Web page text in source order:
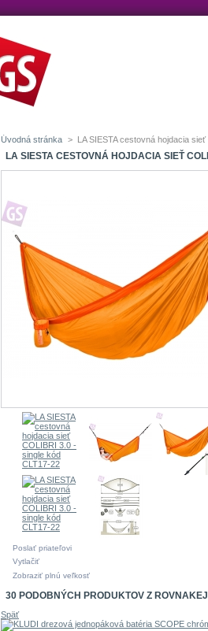
Úvodná stránka > LA SIESTA cestovná hojdacia
LA SIESTA CESTOVNÁ HOJDACIA SIEŤ
Poslať priateľovi
Vytlačiť
Zobraziť plnú veľkosť
30 PODOBNÝCH PRODUKTOV Z
Späť